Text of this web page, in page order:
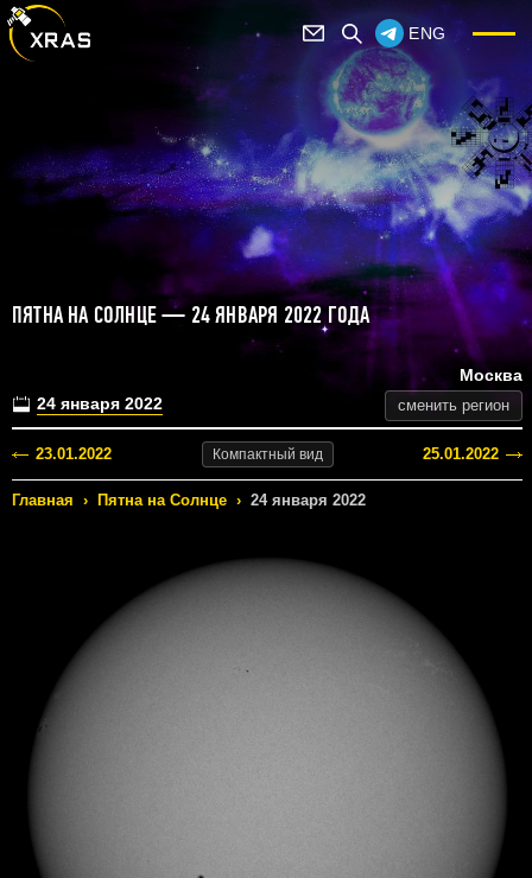
ENG
ПЯТНА НА СОЛНЦЕ — 24 ЯНВАРЯ 2022 ГОДА
24 января 2022
Москва
сменить регион
23.01.2022 Компактный вид 25.01.2022
Главная › Пятна на Солнце › 24 января 2022